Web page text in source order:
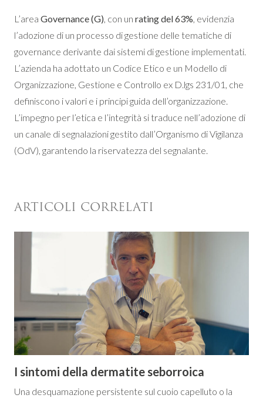
L’area Governance (G) , con un rating del 63% , evidenzia
l’adozione di un processo di gestione delle tematiche di
governance derivante dai sistemi di gestione implementati.
L’azienda ha adottato un Codice Etico e un Modello di
Organizzazione, Gestione e Controllo ex D.lgs 231/01, che
definiscono i valori e i principi guida dell’organizzazione.
L’impegno per l’etica e l’integrità si traduce nell’adozione di
un canale di segnalazioni gestito dall’Organismo di Vigilanza
(OdV), garantendo la riservatezza del segnalante.
ARTICOLI CORRELATI
I sintomi della dermatite seborroica
Una desquamazione persistente sul cuoio capelluto o la